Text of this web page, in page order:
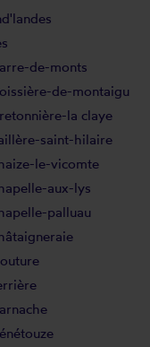
de-monts
de-montaigu
la claye
saint-hilaire
le-vicomte
aux-lys
palluau